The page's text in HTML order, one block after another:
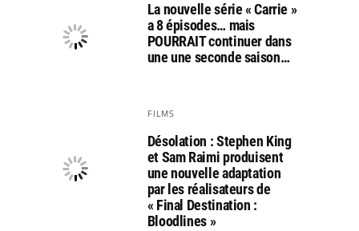
La nouvelle série « Carrie »
a 8 épisodes… mais
POURRAIT continuer dans
une une seconde saison…
FILMS
Désolation : Stephen King
et Sam Raimi produisent
une nouvelle adaptation
par les réalisateurs de
« Final Destination :
Bloodlines »